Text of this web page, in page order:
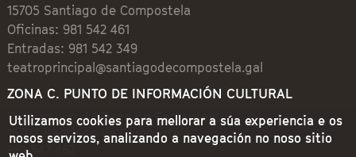
15705 Santiago de Compostela
Oficinas: 981 542 461
Entradas: 981 542 349
teatroprincipal@santiagodecompostela.gal
ZONA C. PUNTO DE INFORMACIÓN CULTURAL
Preguntoiro, 1 (Praza de Cervantes)
15704 Santiago de Compostela
981 542 462
Utilizamos cookies para mellorar a súa experiencia e os
nosos servizos, analizando a navegación no noso sitio